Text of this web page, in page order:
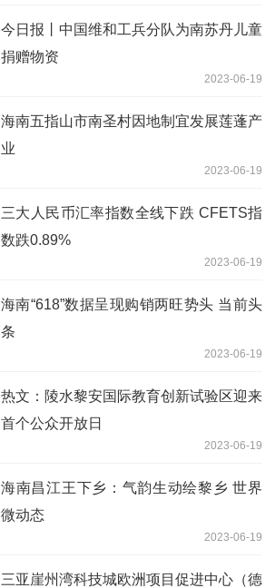
今日报丨中国维和工兵分队为南苏丹儿童
捐赠物资
2023-06-19
海南五指山市南圣村因地制宜发展莲蓬产
业
2023-06-19
三大人民币汇率指数全线下跌 CFETS指
数跌0.89%
2023-06-19
海南“618”数据呈现购销两旺势头 当前头
条
2023-06-19
热文：陵水黎安国际教育创新试验区迎来
首个公众开放日
2023-06-19
海南昌江王下乡：气韵生动绘黎乡 世界
微动态
2023-06-19
三亚崖州湾科技城欧洲项目促进中心（德